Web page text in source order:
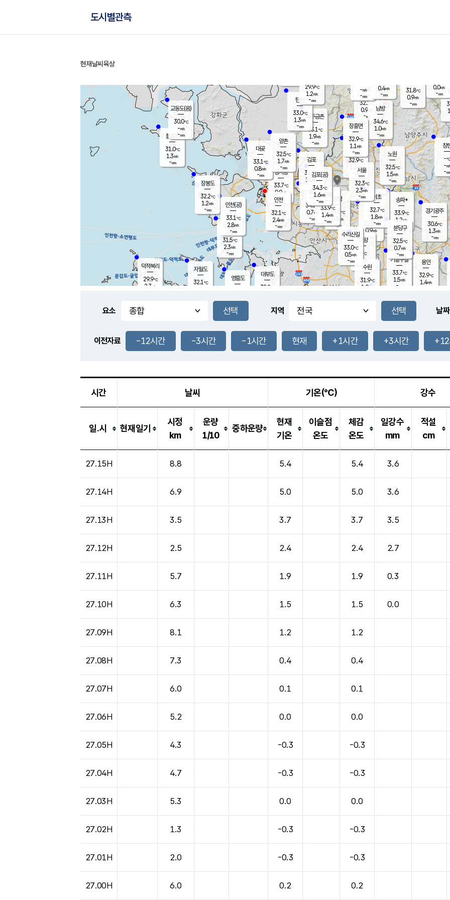
도시별관측
홈
현재날씨 육상
풍도
2.0m/s
무의도
31.5℃
2.3m/s
-mm
영흥도
볼음도
31.0℃
1.3m/s
-mm
자월도
32.1℃
양주
32.1℃
0.9
-mm
과천
32.0℃
0.9m/s
- mm
장봉도
32.2℃
1.2m/s
-mm
-mm
용인
32.9℃
1.4m/s
경기광주
30.6℃
1.3m/s
-mm
31.8
℃
대부도
32.2
-
경서동
33.7℃
0.9m/s
-mm
파주금촌
33.1℃
1.9m/s
-mm
31.8℃
0.9m/s
-mm
대곶
33.1℃
0.8m/s
-mm
창
-℃
-m/
-mm
탄현
33.0℃
1.3m/s
-mm
0.0m/s
-mm
32.4℃
2.2m/s
-mm
의왕
- ℃
m/s
mm
김포
32.9℃
1.0 m/s
mm
광명
33.5 ℃
0.8 m/s
-mm
부천
34.3℃
0.7m/s
-mm
-mm
양촌
32.5℃
1.7m/s
-mm
구로
33.9℃
1.4m/s
-mm
은평
32.9℃
1.3 m/s
- mm
노원
32.5℃
1.5m/s
-mm
송파*
33.9℃
1.2m/s
-mm
서초
32.7℃
1.8m/s
-mm
남방
34.6℃
1.0m/s
-mm
기흥구갈
33.7℃
1.5m/s
-
수리산길
33.0℃
0.5m/s
-mm
분당구
32.5℃
0.7m/s
-mm
장흥면
32.9℃
1.1 m/s
-mm
-m/s
-mm
덕적북리
29.9℃
2.7 m/s
인천(공)
33.1℃
2.8m/s
-mm
김포(공)
34.3℃
1.6m/s
-mm
교동도(음)
30.0℃
-m/s
-mm
수원
31.9℃
1.9m/s
인천
32.1℃
2.4m/s
-mm
서울
32.3℃
2.3m/s
-mm
29.9℃
1.2m/s
-mm
0.4m/s
-mm
요소 지역 날짜
이전자료 -12시간 -3시간 -1시간 현재 +1시간 +3시간
시간 날씨 기온(℃) 강수
일.시 현재일기
시정
km
운량
1/10
중하운량
현재
기온
이슬점
온도
체감
온도
일강수
mm
적설
cm
27.15H 8.8 5.4 5.4 3.6
27.14H 6.9 5.0 5.0 3.6
27.13H 3.5 3.7 3.7 3.5
27.12H 2.5 2.4 2.4 2.7
27.11H 5.7 1.9 1.9 0.3
27.10H 6.3 1.5 1.5 0.0
27.09H 8.1 1.2 1.2
27.08H 7.3 0.4 0.4
27.07H 6.0 0.1 0.1
27.06H 5.2 0.0 0.0
27.05H 4.3 -0.3 -0.3
27.04H 4.7 -0.3 -0.3
27.03H 5.3 0.0 0.0
27.02H 1.3 -0.3 -0.3
27.01H 2.0 -0.3 -0.3
27.00H 6.0 0.2 0.2